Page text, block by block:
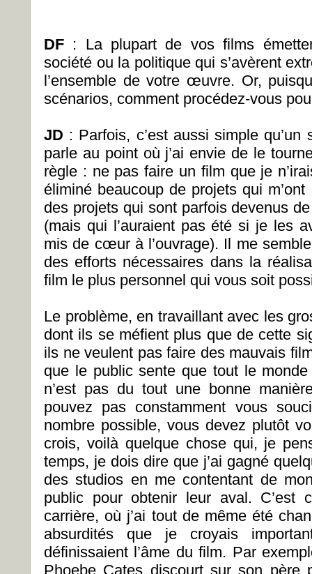
DF : La plupart de vos films
société ou la politique qui s’avèrent
l’ensemble de votre œuvre. Or,
scénarios, comment procédez-vous
JD : Parfois, c’est aussi simple
parle au point où j’ai envie de le
règle : ne pas faire un film que je
éliminé beaucoup de projets qui
des projets qui sont parfois devenus
(mais qui l’auraient pas été si je les
mis de cœur à l’ouvrage). Il me
des efforts nécessaires dans la
film le plus personnel qui vous soit
Le problème, en travaillant avec les
dont ils se méfient plus que de cette
ils ne veulent pas faire des mauvais
que le public sente que tout le
n’est pas du tout une bonne
pouvez pas constamment vous
nombre possible, vous devez plutôt
crois, voilà quelque chose qui, je
temps, je dois dire que j’ai gagné
des studios en me contentant de
public pour obtenir leur aval. C’est
carrière, où j’ai tout de même été
absurdités que je croyais
définissaient l’âme du film. Par
Phoebe Cates discourt sur son père